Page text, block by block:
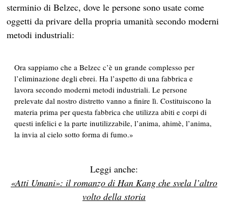
sterminio di Belzec, dove le persone sono usate come
oggetti da privare della propria umanità secondo moderni
metodi industriali:
Ora sappiamo che a Belzec c’è un grande complesso per
l’eliminazione degli ebrei. Ha l’aspetto di una fabbrica e
lavora secondo moderni metodi industriali. Le persone
prelevate dal nostro distretto vanno a finire lì. Costituiscono la
materia prima per questa fabbrica che utilizza abiti e corpi di
questi infelici e la parte inutilizzabile, l’anima, ahimè, l’anima,
la invia al cielo sotto forma di fumo.»
Leggi anche:
«Atti Umani»: il romanzo di Han Kang che svela l’altro
volto della storia